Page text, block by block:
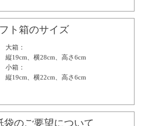
ト箱のサイズ
大箱：
縦19cm、横28cm、高さ6cm
小箱：
縦19cm、横22cm、高さ6cm
袋のご要望について